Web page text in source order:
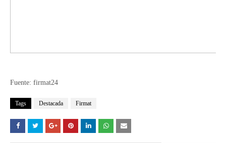
Fuente: firmat24
Tags Destacada Firmat